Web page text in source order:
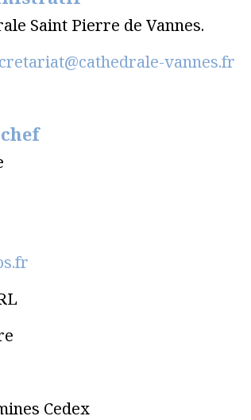
Saint Pierre de Vannes.
vannes.fr
Cedex